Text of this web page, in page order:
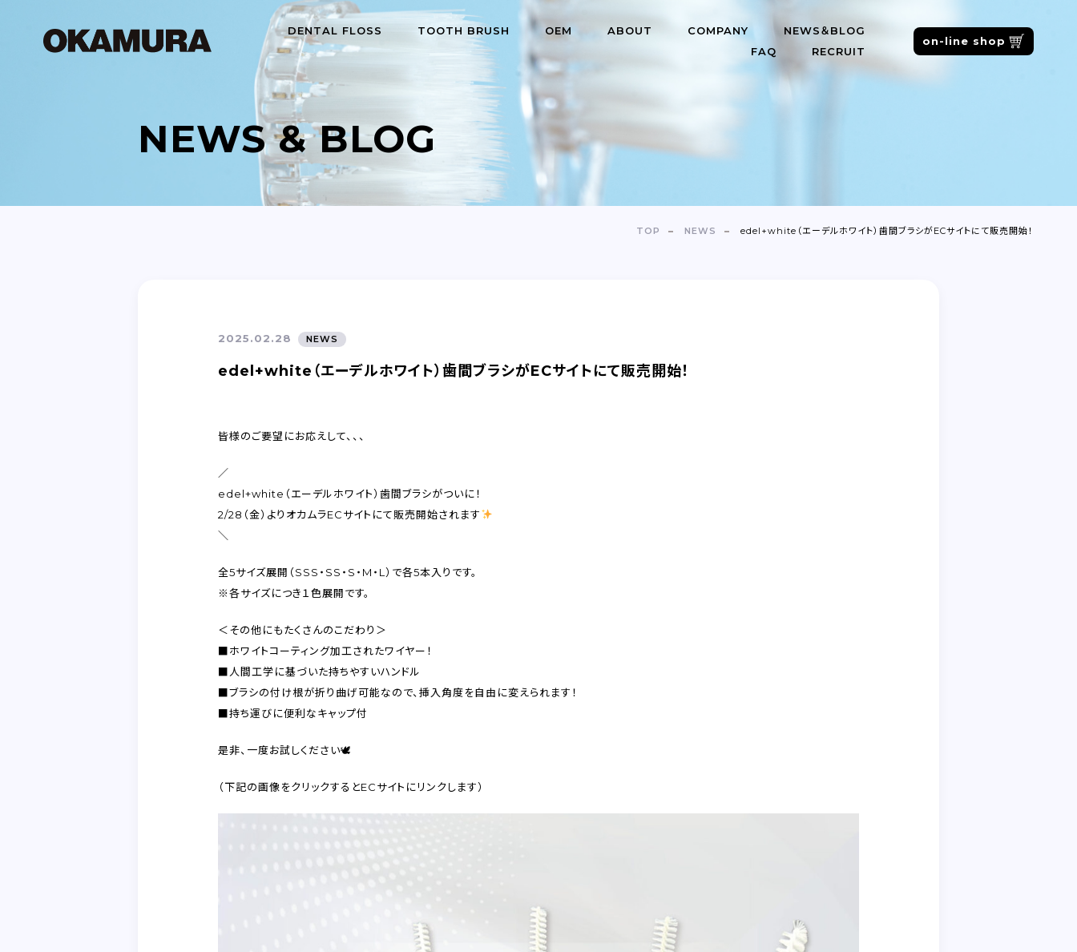
DENTAL FLOSS TOOTH BRUSH OEM ABOUT COMPANY
NEWS＆BLOG
FAQ
RECRUIT
on-line shop
NEWS & BLOG
TOP NEWS edel+white（エーデルホワイト）歯間ブラシがECサイトにて販売開始！
2025.02.28 NEWS
edel+white（エーデルホワイト）歯間ブラシがECサイトにて販売開始！
皆様のご要望にお応えして、、、
／
edel+white（エーデルホワイト）歯間ブラシがついに！
2/28（金）よりオカムラECサイトにて販売開始されます
＼
全5サイズ展開（SSS・SS・S・M・L）で各5本入りです。
※各サイズにつき１色展開です。
＜その他にもたくさんのこだわり＞
■ホワイトコーティング加工されたワイヤー！
■人間工学に基づいた持ちやすいハンドル
■ブラシの付け根が折り曲げ可能なので、挿入角度を自由に変えられます！
■持ち運びに便利なキャップ付
是非、一度お試しください🕊
（下記の画像をクリックするとECサイトにリンクします）